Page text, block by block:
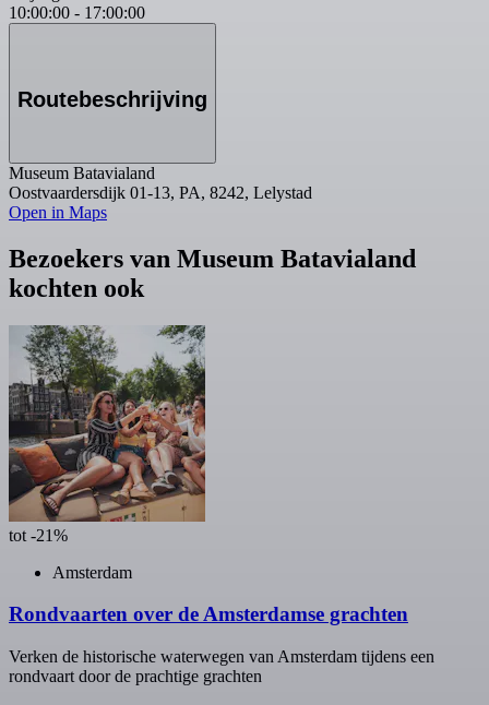
10:00:00 - 17:00:00
Routebeschrijving
Museum Batavialand
Oostvaardersdijk 01-13, PA, 8242, Lelystad
Open in Maps
Bezoekers van Museum Batavialand
kochten ook
tot -21%
Amsterdam
Rondvaarten over de Amsterdamse grachten
Verken de historische waterwegen van Amsterdam tijdens een
rondvaart door de prachtige grachten